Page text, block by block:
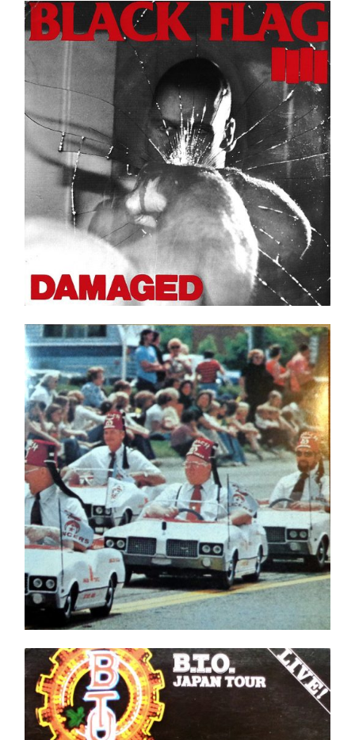
Black Flag – Damaged LP _ Neuf / New
Ajouter au panier Détails
Dead Kennedys – Frankenchrist NEUF/NEW
Ajouter au panier Détails
B.T.O. Japan Tour LP